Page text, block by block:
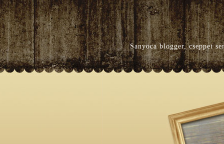
Sanyoca blogger, cseppet